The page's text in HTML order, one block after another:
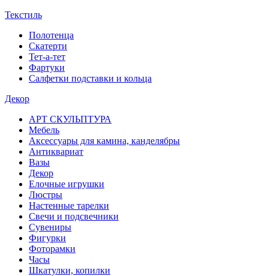
Текстиль
Полотенца
Скатерти
Тет-а-тет
Фартуки
Салфетки подставки и кольца
Декор
АРТ СКУЛЬПТУРА
Мебель
Аксессуары для камина, канделябры
Антиквариат
Вазы
Декор
Елочные игрушки
Люстры
Настенные тарелки
Свечи и подсвечники
Сувениры
Фигурки
Фоторамки
Часы
Шкатулки, копилки